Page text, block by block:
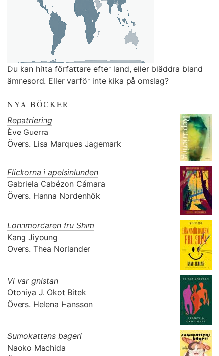
Du kan hitta författare efter land, eller bläddra bland
ämnesord. Eller varför inte kika på omslag?
NYA BÖCKER
Repatriering
Ève Guerra
Övers. Lisa Marques Jagemark
Flickorna i apelsinlunden
Gabriela Cabézon Cámara
Övers. Hanna Nordenhök
Lönnmördaren fru Shim
Kang Jiyoung
Övers. Thea Norlander
Vi var gnistan
Otoniya J. Okot Bitek
Övers. Helena Hansson
Sumokattens bageri
Naoko Machida